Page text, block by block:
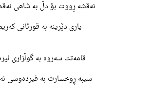
نەقشە ڕووت بۆ دڵ بە شاهی
یاری دێرینە بە قورئانی
قامەتت سەروە بە گوڵزاری
سیبە ڕوخسارت بە فیردەوسی